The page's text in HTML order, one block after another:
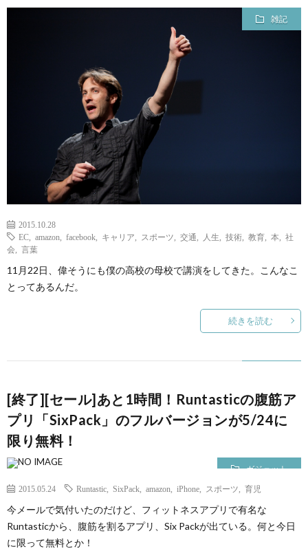
雑記
2015.10.28
EC
amazon facebook キャリア スポーツ 交通 人生 技術 教育 本
社
会
言葉
11月22日、偉そうにも僕の高校の母校で講演をしてきた。こんなこ
とってあるんだ。
続きを読む
[終了][セール]あと1時間！Runtasticの腹筋ア
プリ「SixPack」のフルバージョンが5/24に
限り無料！
ガジェット
2015.05.24 Runtastic SixPack amazon iPhone スポーツ 育児
今メールで気付いたのだけど、フィットネスアプリで有名な
Runtasticから、腹筋を割るアプリ、Six Packが出ている。何と今日
に限って無料とか！